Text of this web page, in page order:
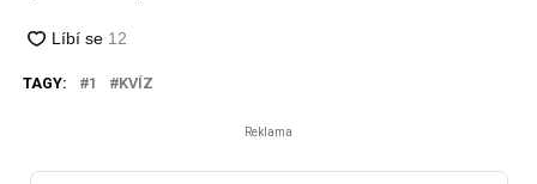
TAGY: 1 KVÍZ
Reklama